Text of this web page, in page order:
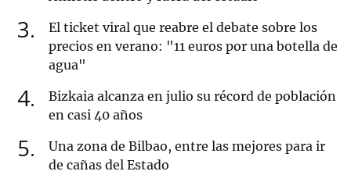
3
El ticket viral que reabre el debate sobre los
precios en verano: "11 euros por una botella de
agua"
4
Bizkaia alcanza en julio su récord de población
en casi 40 años
5
Una zona de Bilbao, entre las mejores para ir
de cañas del Estado